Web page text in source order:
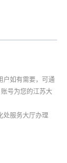
户如有需要，可通
账号为您的江苏大
处服务大厅办理